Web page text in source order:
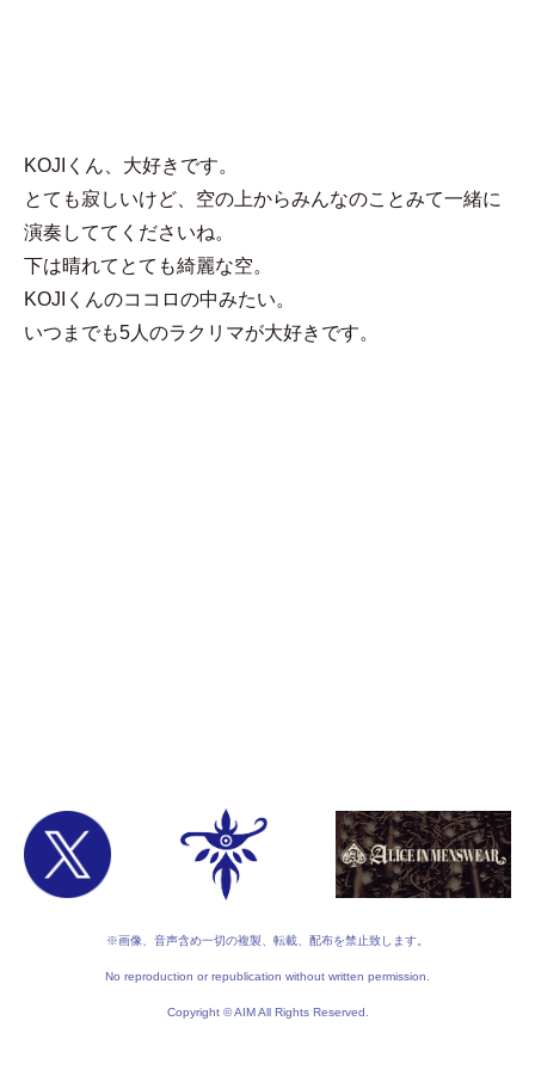
KOJIくん、大好きです。
とても寂しいけど、空の上からみんなのことみて一緒に
演奏しててくださいね。
下は晴れてとても綺麗な空。
KOJIくんのココロの中みたい。
いつまでも5人のラクリマが大好きです。
※画像、音声含め一切の複製、転載、配布を禁止致します。
No reproduction or republication without written permission.
Copyright © AIM All Rights Reserved.